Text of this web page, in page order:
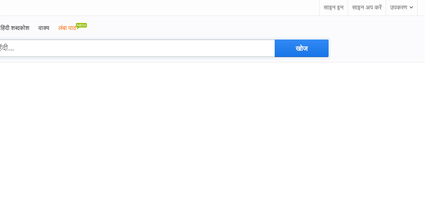
साइन इन साइन अप करें उपकरण
हिंदी शब्दकोश वाक्य लंबा पाठ